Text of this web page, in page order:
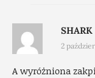
SHARK
2
A wyróżniona